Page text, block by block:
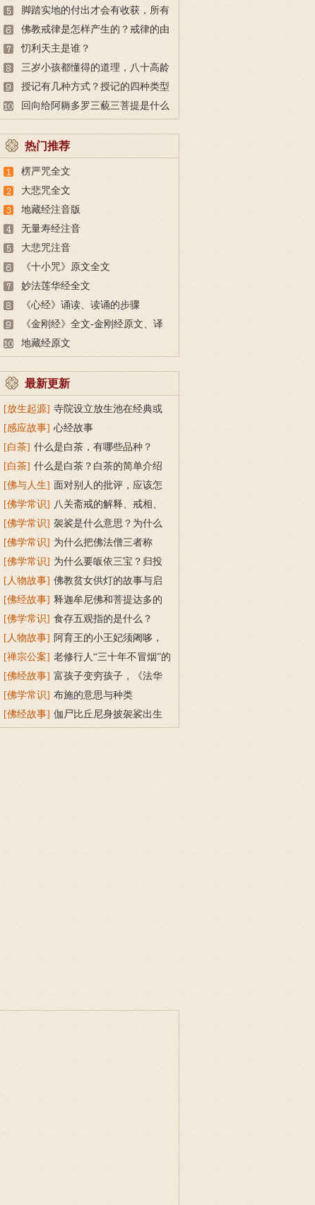
脚踏实地的付出才会有收获，所有
的付出都不会白费
佛教戒律是怎样产生的？戒律的由
来
忉利天主是谁？
三岁小孩都懂得的道理，八十高龄
也未必做得到
授记有几种方式？授记的四种类型
回向给阿耨多罗三藐三菩提是什么
热门推荐
楞严咒全文
大悲咒全文
地藏经注音版
无量寿经注音
大悲咒注音
《十小咒》原文全文
妙法莲华经全文
《心经》诵读、读诵的步骤
《金刚经》全文-金刚经原文、译
文及释意
地藏经原文
最新更新
[放生起源] 寺院设立放生池在经典或
传统上有什么根据？
[感应故事] 心经故事
[白茶] 什么是白茶，有哪些品种？
[白茶] 什么是白茶？白茶的简单介绍
[佛与人生] 面对别人的批评，应该怎
么做？
[佛学常识] 八关斋戒的解释、戒相、
功德利益
[佛学常识] 袈裟是什么意思？为什么
叫福田衣？
[佛学常识] 为什么把佛法僧三者称
为“宝”？
[佛学常识] 为什么要皈依三宝？归投
三宝令身心安稳
[人物故事] 佛教贫女供灯的故事与启
示
[佛经故事] 释迦牟尼佛和菩提达多的
双头鸟故事
[佛学常识] 食存五观指的是什么？
[人物故事] 阿育王的小王妃须阇哆，
持戒穿素服得宝珠
[禅宗公案] 老修行人“三十年不冒烟”的
故事
[佛经故事] 富孩子变穷孩子，《法华
经》穷子喻的故事
[佛学常识] 布施的意思与种类
[佛经故事] 伽尸比丘尼身披袈裟出生